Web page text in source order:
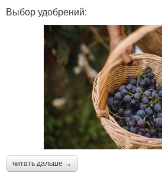
Выбор удобрений:
читать дальше →